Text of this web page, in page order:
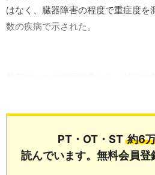
はなく、臓器障害の程度で重症度を
数の疾病で示された。
PT・OT・ST 約6
読んでいます。無料会員